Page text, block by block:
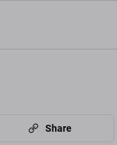
Share